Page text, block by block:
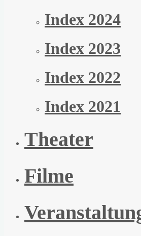
Index 2024
Index 2023
Index 2022
Index 2021
Theater
Filme